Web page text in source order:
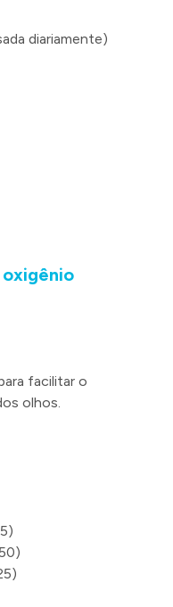
diariamente)
facilitar o
olhos.